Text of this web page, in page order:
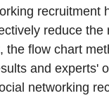
recruitment
reduce
the flow chart
and experts'
networking